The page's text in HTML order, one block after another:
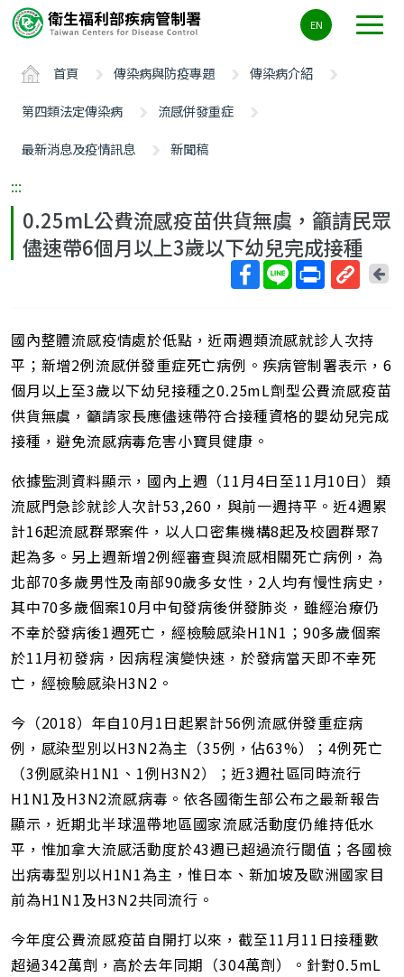
要
ALT+C
EN
首頁 傳染病與防疫專題
傳染病介紹
第四類法定傳染病
流感併發重症
最新消息及疫情訊息
新聞稿
:::
0.25mL公費流感疫苗供貨無虞，籲請民眾
儘速帶6個月以上3歲以下幼兒完成接種
短
網
址
回
國內整體流感疫情處於低點，近兩週類流感就診人次持
平；新增2例流感併發重症死亡病例。疾病管制署表示，6
個月以上至3歲以下幼兒接種之0.25mL劑型公費流感疫苗
供貨無虞，籲請家長應儘速帶符合接種資格的嬰幼兒完成
接種，避免流感病毒危害小寶貝健康。
依據監測資料顯示，國內上週（11月4日至11月10日）類
流感門急診就診人次計53,260，與前一週持平。近4週累
計16起流感群聚案件，以人口密集機構8起及校園群聚7
起為多。另上週新增2例經審查與流感相關死亡病例，為
北部70多歲男性及南部90歲多女性，2人均有慢性病史，
其中70多歲個案10月中旬發病後併發肺炎，雖經治療仍
不幸於發病後1週死亡，經檢驗感染H1N1；90多歲個案
於11月初發病，因病程演變快速，於發病當天即不幸死
亡，經檢驗感染H3N2。
今（2018）年自10月1日起累計56例流感併發重症病
例，感染型別以H3N2為主（35例，佔63%）；4例死亡
（3例感染H1N1、1例H3N2）；近3週社區同時流行
H1N1及H3N2流感病毒。依各國衛生部公布之最新報告
顯示，近期北半球溫帶地區國家流感活動度仍維持低水
平，惟加拿大流感活動度於43週已超過流行閾值；各國檢
出病毒型別以H1N1為主，惟日本、新加坡及歐洲國家目
前為H1N1及H3N2共同流行。
今年度公費流感疫苗自開打以來，截至11月11日接種數
超過342萬劑，高於去年同期（304萬劑）。針對0.5mL